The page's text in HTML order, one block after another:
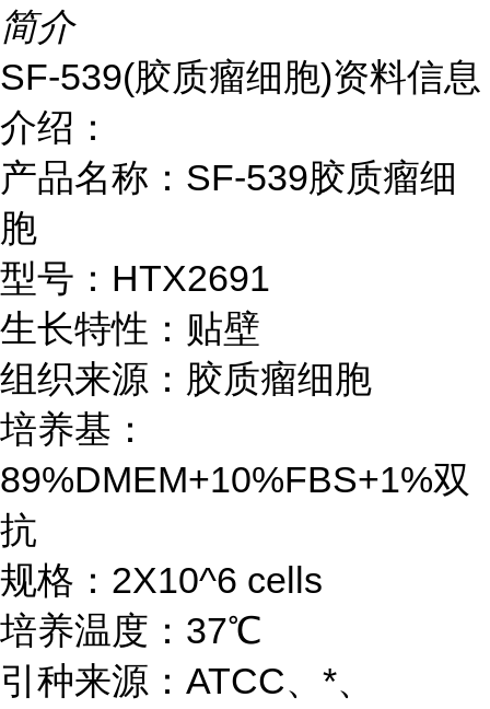
简介
SF-539(胶质瘤细胞)资料信息
介绍：
产品名称：SF-539胶质瘤细
胞
型号：HTX2691
生长特性：贴壁
组织来源：胶质瘤细胞
培养基：
89%DMEM+10%FBS+1%双
抗
规格：2X10^6 cells
培养温度：37℃
引种来源：ATCC、*、